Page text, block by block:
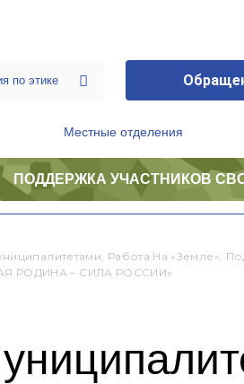
Местные отделения
ПОДДЕРЖКА УЧАСТНИКОВ
Работа На «земле»,
РОДИНА – СИЛА РОССИИ»